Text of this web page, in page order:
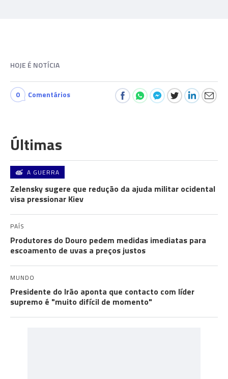
HOJE É NOTÍCIA
0 Comentários
Últimas
A GUERRA
Zelensky sugere que redução da ajuda militar ocidental
visa pressionar Kiev
PAÍS
Produtores do Douro pedem medidas imediatas para
escoamento de uvas a preços justos
MUNDO
Presidente do Irão aponta que contacto com líder
supremo é "muito difícil de momento"